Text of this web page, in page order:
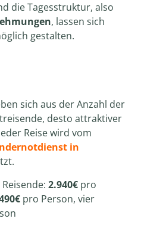
die Tagesstruktur, also
, lassen sich
gestalten.
sich aus der Anzahl der
desto attraktiver
Reise wird vom
in
Reisende:2.940€ pro
pro Person, vier